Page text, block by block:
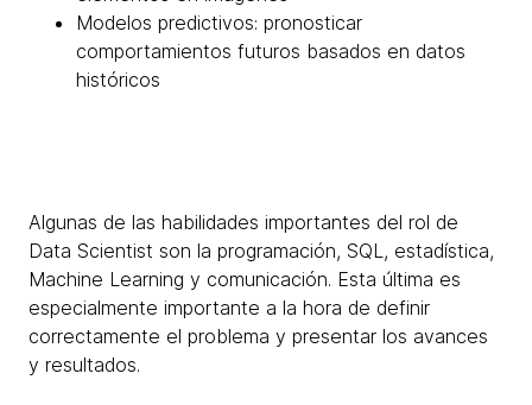
Modelos predictivos: pronosticar
comportamientos futuros basados en datos
históricos
Algunas de las habilidades importantes del rol de
Data Scientist son la programación, SQL, estadística,
Machine Learning y comunicación. Esta última es
especialmente importante a la hora de definir
correctamente el problema y presentar los avances
y resultados.